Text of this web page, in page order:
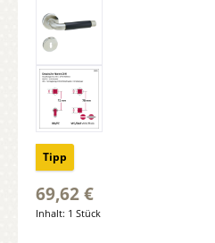
Tipp
69,62 €
Inhalt: 1 Stück